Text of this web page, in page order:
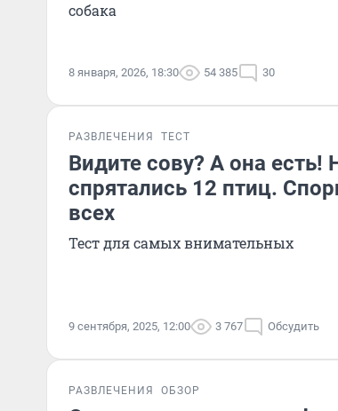
собака
8 января, 2026, 18:30 54 385 30
РАЗВЛЕЧЕНИЯ ТЕСТ
Видите сову? А она есть!
спрятались 12 птиц.
всех
Тест для самых внимательных
9 сентября, 2025, 12:00 3 767 Обсудить
РАЗВЛЕЧЕНИЯ ОБЗОР